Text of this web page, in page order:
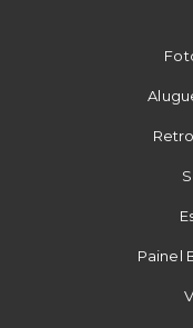
Painel